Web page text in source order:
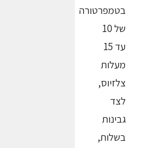
בטמפרטורה
של 10
עד 15
מעלות
צלזיוס,
לצד
גבינות
בשלות,